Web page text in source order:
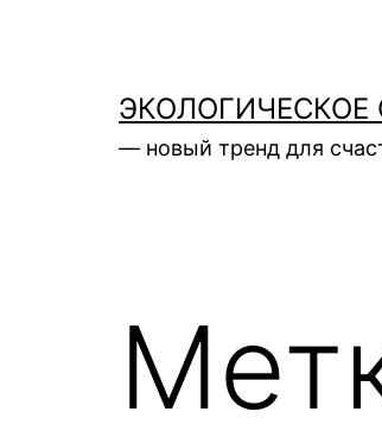
содержимомуЭКОЛОГИЧЕСКОЕ
— новый тренд для